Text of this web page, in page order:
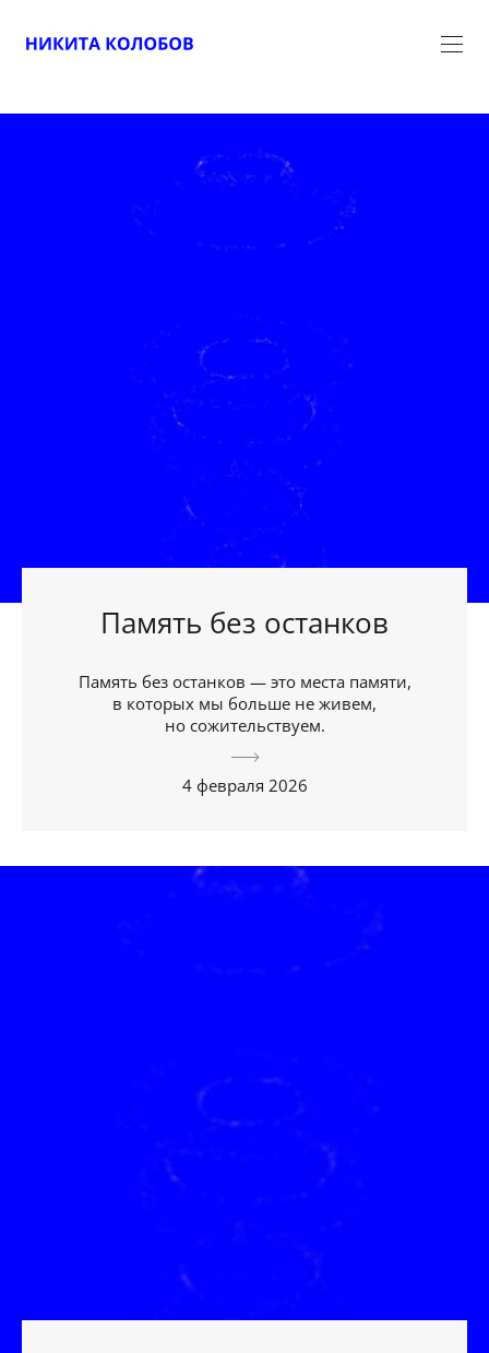
Память без останков
Память без останков — это места памяти,
в которых мы больше не живем,
но сожительствуем.
4 февраля 2026